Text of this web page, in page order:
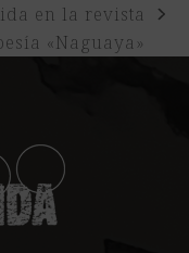
en la revista
«Naguaya»